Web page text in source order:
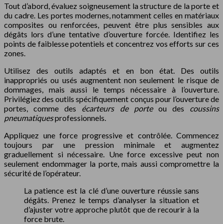
Tout d’abord, évaluez soigneusement la structure de la porte et
du cadre. Les portes modernes, notamment celles en matériaux
composites ou renforcées, peuvent être plus sensibles aux
dégâts lors d’une tentative d’ouverture forcée. Identifiez les
points de faiblesse potentiels et concentrez vos efforts sur ces
zones.
Utilisez des outils adaptés et en bon état. Des outils
inappropriés ou usés augmentent non seulement le risque de
dommages, mais aussi le temps nécessaire à l’ouverture.
Privilégiez des outils spécifiquement conçus pour l’ouverture de
portes, comme des écarteurs de porte ou des coussins
pneumatiquesprofessionnels.
Appliquez une force progressive et contrôlée. Commencez
toujours par une pression minimale et augmentez
graduellement si nécessaire. Une force excessive peut non
seulement endommager la porte, mais aussi compromettre la
sécurité de l’opérateur.
La patience est la clé d’une ouverture réussie sans
dégâts. Prenez le temps d’analyser la situation et
d’ajuster votre approche plutôt que de recourir à la
force brute.